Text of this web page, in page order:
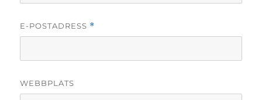
E-POSTADRESS *
WEBBPLATS